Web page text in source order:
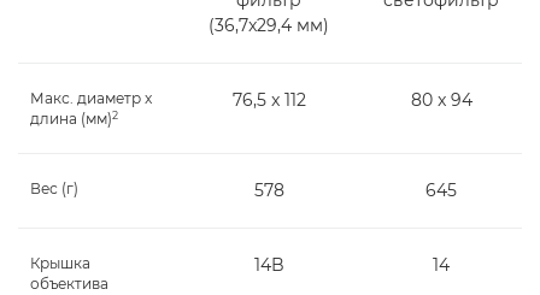
(36,7x29,4 мм)
Макс. диаметр x
длина (мм)2
76,5 x 112 80 x 94
Вес (г) 578 645
Крышка
объектива
14B 14